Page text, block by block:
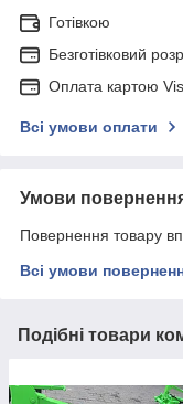
Готівкою
Безготівковий
Оплата картою
Всі умови оплати
Умови
Повернення товару
Всі умови
Подібні товари